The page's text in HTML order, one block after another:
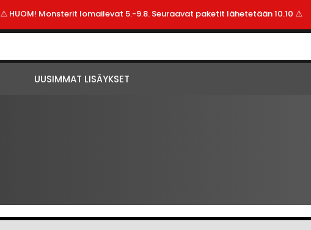
⚠️ HUOM! Monsterit lomailevat 5.-9.8. Seuraavat paketit lähetetään 10.10 ⚠️
UUSIMMAT LISÄYKSET